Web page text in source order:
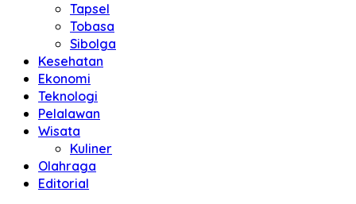
Tapsel
Tobasa
Sibolga
Kesehatan
Ekonomi
Teknologi
Pelalawan
Wisata
Kuliner
Olahraga
Editorial